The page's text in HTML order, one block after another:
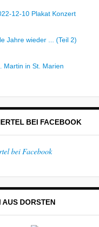
12-10 Plakat Konzert
Jahre wieder ... (Teil 2)
Martin in St. Marien
BEI FACEBOOK
bei Facebook
AUS DORSTEN